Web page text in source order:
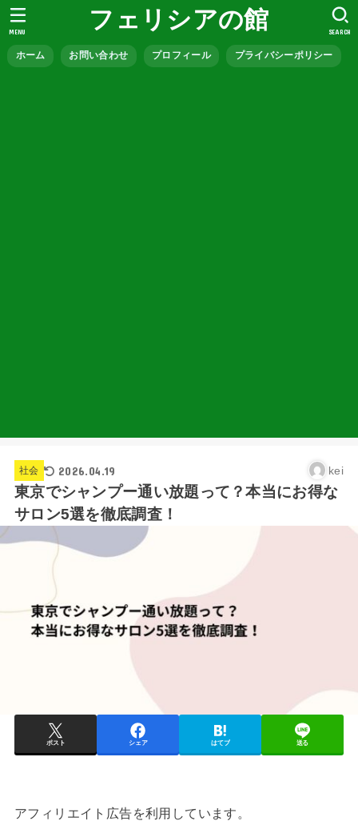
フェリシアの館
ホーム お問い合わせ プロフィール プライバシーポリシー
SEARCH
MENU
社会 2026.04.19 kei
東京でシャンプー通い放題って？本当にお得な
サロン5選を徹底調査！
ポスト シェア はてブ 送る
アフィリエイト広告を利用しています。